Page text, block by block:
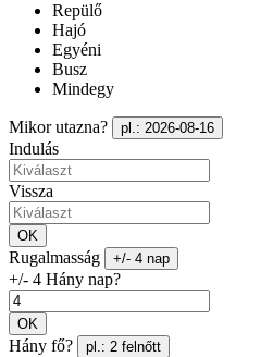
Repülő
Hajó
Egyéni
Busz
Mindegy
Mikor utazna? pl.: 2026-08-16
Indulás
Vissza
OK
Rugalmasság +/- 4 nap
+/- 4 Hány nap?
OK
Hány fő? pl.: 2 felnőtt